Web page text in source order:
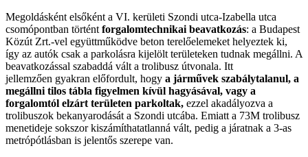
Megoldásként elsőként a VI. kerületi Szondi utca-Izabella utca
csomópontban történt forgalomtechnikai beavatkozás: a Budapest
Közút Zrt.-vel együttműködve beton terelőelemeket helyeztek ki,
így az autók csak a parkolásra kijelölt területeken tudnak megállni. A
beavatkozással szabaddá vált a trolibusz útvonala. Itt
jellemzően gyakran előfordult, hogy a járművek szabálytalanul, a
megállni tilos tábla figyelmen kívül hagyásával, vagy a
forgalomtól elzárt területen parkoltak, ezzel akadályozva a
trolibuszok bekanyarodását a Szondi utcába. Emiatt a 73M trolibusz
menetideje sokszor kiszámíthatatlanná vált, pedig a járatnak a 3-as
metrópótlásban is jelentős szerepe van.